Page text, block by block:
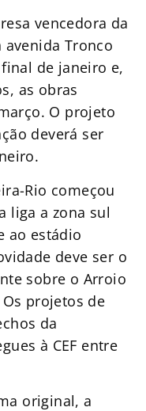
vencedora da
Tronco
de janeiro e,
as obras
O projeto
deverá ser
Rio começou
liga a zona sul
ao estádio
deve ser o
sobre o Arroio
projetos de
da
à CEF entre
original, a